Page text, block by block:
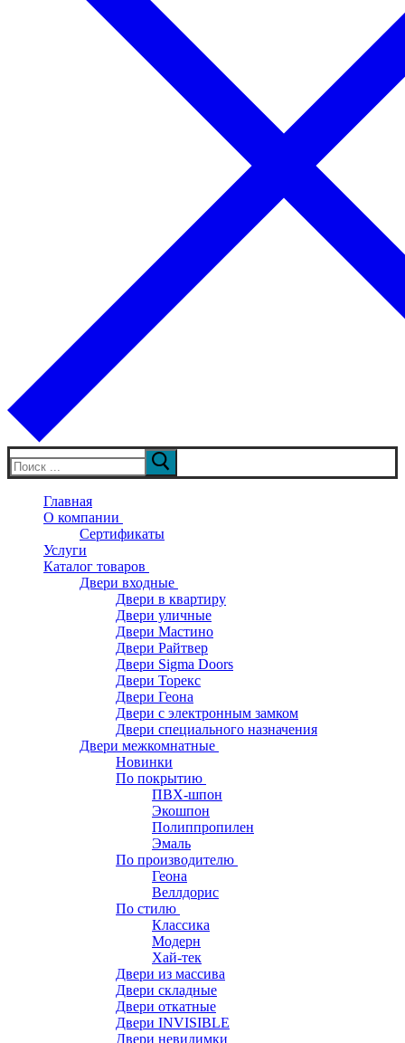
Искать:
Главная
О компании
Сертификаты
Услуги
Каталог товаров
Двери входные
Двери в квартиру
Двери уличные
Двери Мастино
Двери Райтвер
Двери Sigma Doors
Двери Торекс
Двери Геона
Двери с электронным замком
Двери специального назначения
Двери межкомнатные
Новинки
По покрытию
ПВХ-шпон
Экошпон
Полиппропилен
Эмаль
По производителю
Геона
Веллдорис
По стилю
Классика
Модерн
Хай-тек
Двери из массива
Двери складные
Двери откатные
Двери INVISIBLE
Двери невидимки